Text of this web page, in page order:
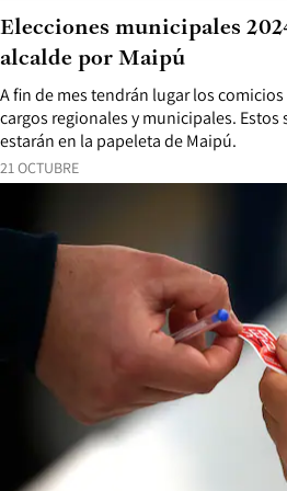
21 OCTUBRE
A fin de mes tendrán lugar los
cargos regionales y municipales.
estarán en la papeleta de Maipú.
Elecciones municipales
alcalde por Maipú